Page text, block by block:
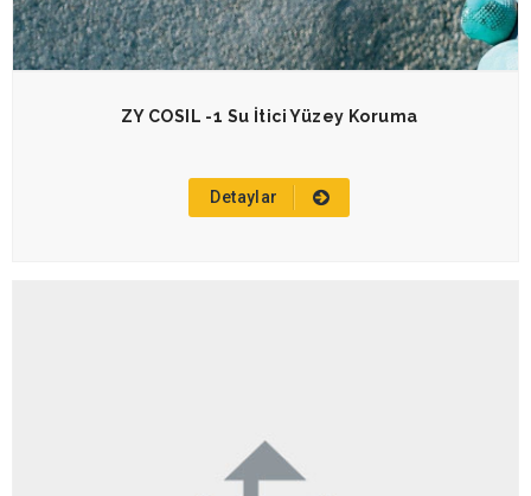
ZY COSIL -1 Su İtici Yüzey Koruma
Detaylar